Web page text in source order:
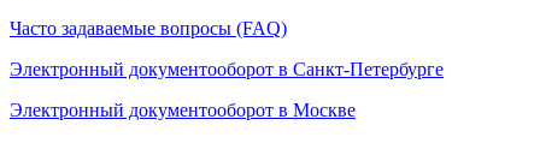
Часто задаваемые вопросы (FAQ)
Электронный документооборот в Санкт-Петербурге
Электронный документооборот в Москве